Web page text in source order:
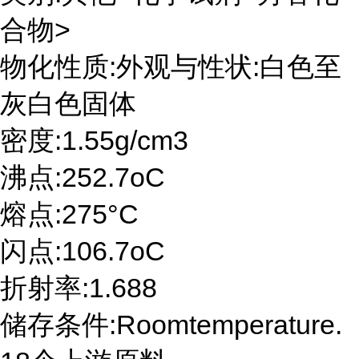
合物>
物化性质:外观与性状:白色至
灰白色固体
密度:1.55g/cm3
沸点:252.7oC
熔点:275°C
闪点:106.7oC
折射率:1.688
储存条件:Roomtemperature.